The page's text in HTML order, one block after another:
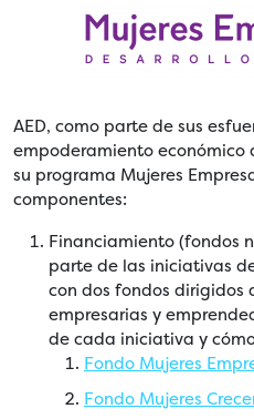
AED, como parte de sus
empoderamiento económico
su programa Mujeres
componentes:
Financiamiento (fondos
parte de las iniciativas
con dos fondos dirigidos
empresarias y
de cada iniciativa y
Fondo Mujeres
Fondo Mujeres